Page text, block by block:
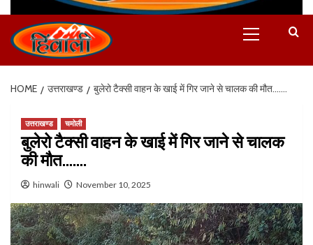
HOME उत्तराखण्ड बुलेरो टैक्सी वाहन के खाई में गिर जाने से चालक की मौत…….
उत्तराखण्ड चमोली
बुलेरो टैक्सी वाहन के खाई में गिर जाने से चालक
की मौत…….
hinwali November 10, 2025